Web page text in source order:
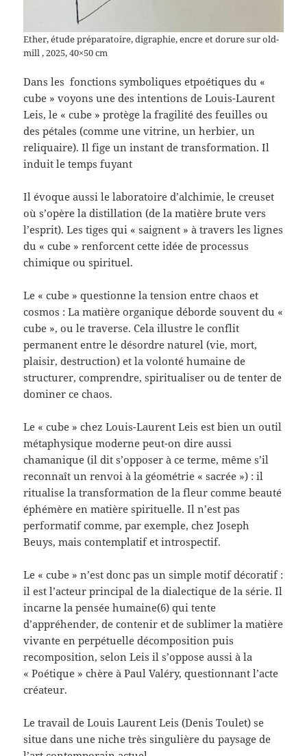
Ether, étude préparatoire, digraphie, encre et dorure sur old-
mill , 2025, 40×50 cm
Dans les fonctions symboliques etpoétiques du «
cube » voyons une des intentions de Louis-Laurent
Leis, le « cube » protège la fragilité des feuilles ou
des pétales (comme une vitrine, un herbier, un
reliquaire). Il fige un instant de transformation. Il
induit le temps fuyant
Il évoque aussi le laboratoire d’alchimie, le creuset
où s’opère la distillation (de la matière brute vers
l’esprit). Les tiges qui « saignent » à travers les lignes
du « cube » renforcent cette idée de processus
chimique ou spirituel.
Le « cube » questionne la tension entre chaos et
cosmos : La matière organique déborde souvent du «
cube », ou le traverse. Cela illustre le conflit
permanent entre le désordre naturel (vie, mort,
plaisir, destruction) et la volonté humaine de
structurer, comprendre, spiritualiser ou de tenter de
dominer ce chaos.
Le « cube » chez Louis-Laurent Leis est bien un outil
métaphysique moderne peut-on dire aussi
chamanique (il dit s’opposer à ce terme, même s’il
reconnaît un renvoi à la géométrie « sacrée ») : il
ritualise la transformation de la fleur comme beauté
éphémère en matière spirituelle. Il n’est pas
performatif comme, par exemple, chez Joseph
Beuys, mais contemplatif et introspectif.
Le « cube » n’est donc pas un simple motif décoratif :
il est l’acteur principal de la dialectique de la série. Il
incarne la pensée humaine(6) qui tente
d’appréhender, de contenir et de sublimer la matière
vivante en perpétuelle décomposition puis
recomposition, selon Leis il s’oppose aussi à la
« Poétique » chère à Paul Valéry, questionnant l’acte
créateur.
Le travail de Louis Laurent Leis (Denis Toulet) se
situe dans une niche très singulière du paysage de